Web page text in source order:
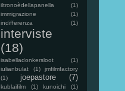
iltronoèdellapanella
(1)
immigrazione
(1)
indifferenza
(1)
interviste
(18)
isabelladonkersloot
(1)
iulianbulat
(1)
jmfilmfactory
(1)
joepastore (7)
kublaifilm (1) kunoichi
(1)